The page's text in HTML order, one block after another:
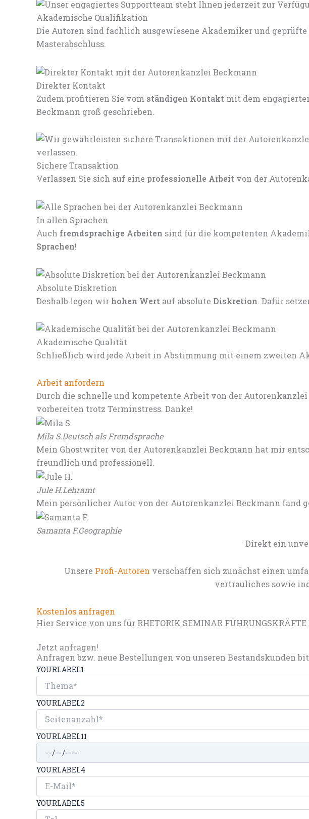
Akademische Qualifikation
Die Autoren sind fachlich ausgewiesene Akademiker und
Masterabschluss.
Direkter Kontakt
Zudem profitieren Sie vom ständigen Kontakt mit dem
Beckmann groß geschrieben.
Sichere Transaktion
Verlassen Sie sich auf eine professionelle Arbeit von der
In allen Sprachen
Auch fremdsprachige Arbeiten sind für die kompetenten
Sprachen!
Absolute Diskretion
Deshalb legen wir hohen Wert auf absolute Diskretion. Dafür
Akademische Qualität
Schließlich wird jede Arbeit in Abstimmung mit einem zweiten
Arbeit anfordern
Durch die schnelle und kompetente Arbeit von der
vorbereiten trotz Terminstress. Danke!
Mila S.Deutsch als Fremdsprache
Mein Ghostwriter von der Autorenkanzlei Beckmann hat mir
freundlich und professionell.
Jule H.Lehramt
Mein persönlicher Autor von der Autorenkanzlei Beckmann fand
Samanta F.Geographie
Direkt ein
Unsere Profi-Autoren verschaffen sich zunächst einen
vertrauliches sowie
Kostenlos anfragen
Hier Service von uns für RHETORIK SEMINAR
Jetzt anfragen!
Anfragen bzw. neue Bestellungen von unseren Bestandskunden
YOURLABEL1
YOURLABEL2
YOURLABEL11
YOURLABEL4
YOURLABEL5